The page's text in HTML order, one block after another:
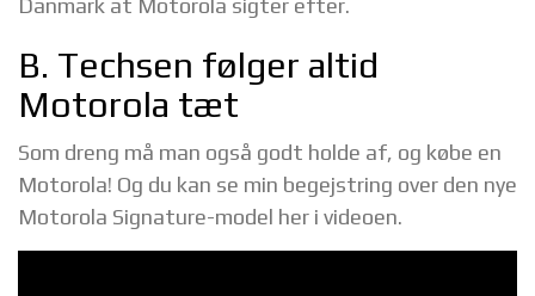
Danmark at Motorola sigter efter.
B. Techsen følger altid
Motorola tæt
Som dreng må man også godt holde af, og købe en
Motorola! Og du kan se min begejstring over den nye
Motorola Signature-model her i videoen.